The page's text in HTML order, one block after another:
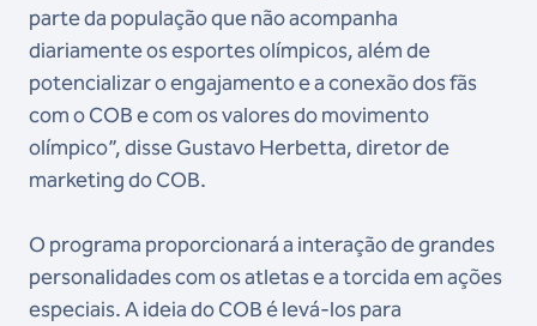
parte da população que não acompanha
diariamente os esportes olímpicos, além de
potencializar o engajamento e a conexão dos fãs
com o COB e com os valores do movimento
olímpico”, disse Gustavo Herbetta, diretor de
marketing do COB.
O programa proporcionará a interação de grandes
personalidades com os atletas e a torcida em ações
especiais. A ideia do COB é levá-los para